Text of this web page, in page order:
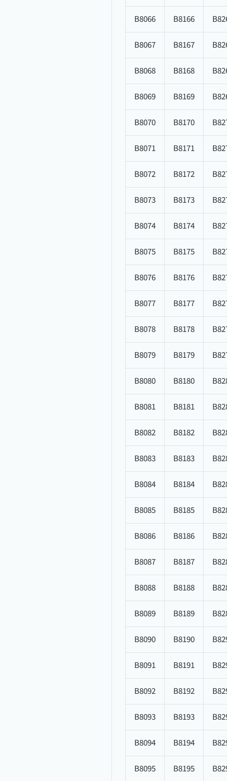
B8066 B8166
B8067 B8167
B8068 B8168
B8069 B8169
B8070 B8170
B8071 B8171
B8072 B8172
B8073 B8173
B8074 B8174
B8075 B8175
B8076 B8176
B8077 B8177
B8078 B8178
B8079 B8179
B8080 B8180
B8081 B8181
B8082 B8182
B8083 B8183
B8084 B8184
B8085 B8185
B8086 B8186
B8087 B8187
B8088 B8188
B8089 B8189
B8090 B8190
B8091 B8191
B8092 B8192
B8093 B8193
B8094 B8194
B8095 B8195